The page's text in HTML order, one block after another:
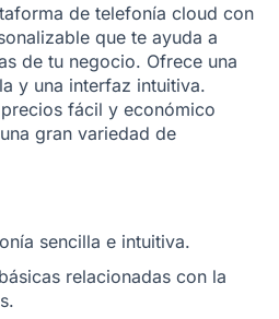
de telefonía cloud con
que te ayuda a
de tu negocio. Ofrece una
y una interfaz intuitiva.
fácil y económico
gran variedad de
sencilla e intuitiva.
relacionadas con la